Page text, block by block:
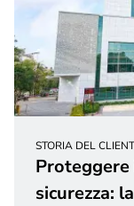
STORIA DEL
sicurezza: